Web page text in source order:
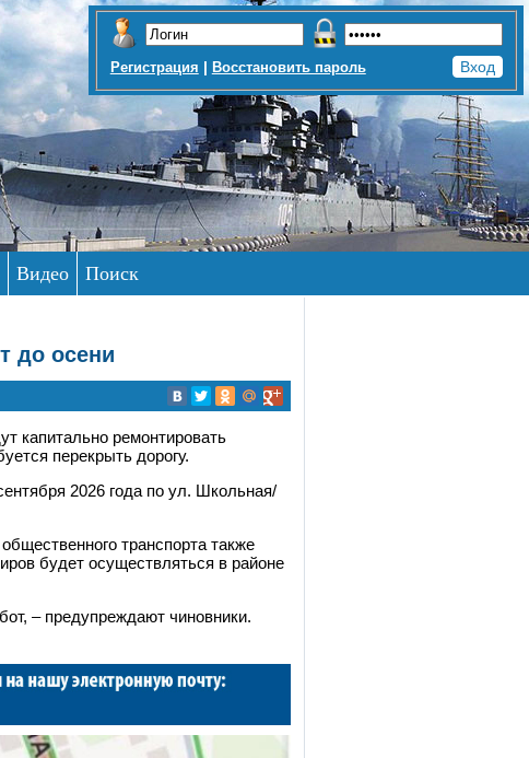
Регистрация | Восстановить пароль
Видео Поиск
до осени
капитально ремонтировать
перекрыть дорогу.
2026 года по ул. Школьная/
транспорта также
будет осуществляться в районе
–предупреждают чиновники.